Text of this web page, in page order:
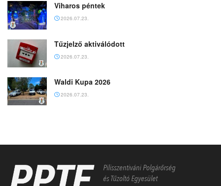
Viharos péntek
2026.07.23.
Tűzjelző aktiválódott
2026.07.23.
Waldi Kupa 2026
2026.07.23.